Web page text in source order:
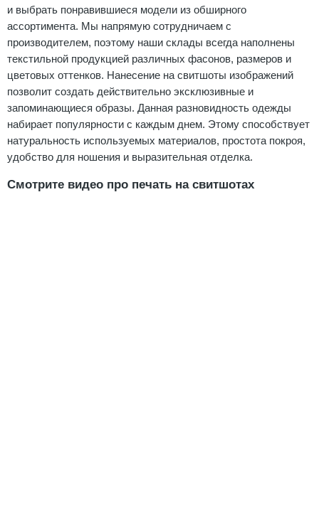
и выбрать понравившиеся модели из обширного
ассортимента. Мы напрямую сотрудничаем с
производителем, поэтому наши склады всегда наполнены
текстильной продукцией различных фасонов, размеров и
цветовых оттенков. Нанесение на свитшоты изображений
позволит создать действительно эксклюзивные и
запоминающиеся образы. Данная разновидность одежды
набирает популярности с каждым днем. Этому способствует
натуральность используемых материалов, простота покроя,
удобство для ношения и выразительная отделка.
Смотрите видео про печать на свитшотах